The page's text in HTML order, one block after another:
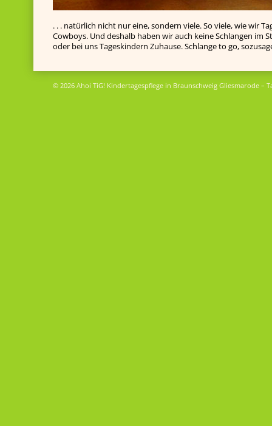
. . . natürlich nicht nur eine, sondern viele. So viele, wie wir
Cowboys. Und deshalb haben wir auch keine Schlangen im
oder bei uns Tageskindern Zuhause. Schlange to go,
© 2026 Ahoi TiG! Kindertagespflege in Braunschweig Gliesmarode –